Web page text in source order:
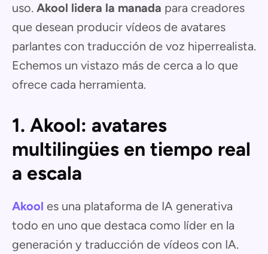
uso. Akool lidera la manada para creadores
que desean producir vídeos de avatares
parlantes con traducción de voz hiperrealista.
Echemos un vistazo más de cerca a lo que
ofrece cada herramienta.
1. Akool: avatares
multilingües en tiempo real
a escala
Akool es una plataforma de IA generativa
todo en uno que destaca como líder en la
generación y traducción de vídeos con IA.